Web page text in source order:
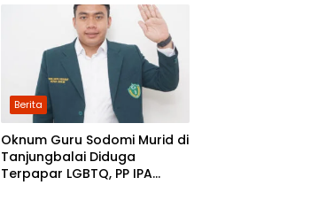
Musrenbang
Berita
Oknum Guru Sodomi Murid di
Tanjungbalai Diduga
Terpapar LGBTQ, PP IPA